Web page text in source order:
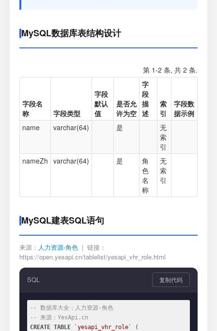
MySQL数据库表结构设计
第 1-2 条, 共 2 条.
字段名
称
字段类型
字段
默认
值
是否允
许为空
字
段
描
述
索
引
字段数
据示例
name
varchar(64) 是
无
索
引
nameZh varchar(64) 是
角
色
名
称
无
索
引
MySQL建表SQL语句
来源： 人力资源-角色 | 链接：
https://open.yesapi.cn/tablelist/yesapi_vhr_role.html
SQL 复制代码
-- 数据库大全：人力资源-角色
-- 来源：YesApi.cn
CREATE TABLE `yesapi_vhr_role`
(